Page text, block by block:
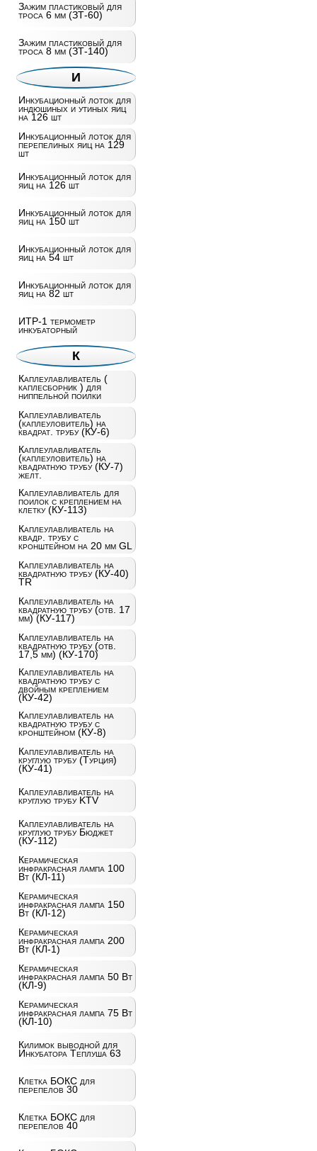
Зажим пластиковый для
троса 6 мм (ЗТ-60)
Зажим пластиковый для
троса 8 мм (ЗТ-140)
И
Инкубационный лоток для
индюшиных и утиных яиц
на 126 шт
Инкубационный лоток для
перепелиных яиц на 129
шт
Инкубационный лоток для
яиц на 126 шт
Инкубационный лоток для
яиц на 150 шт
Инкубационный лоток для
яиц на 54 шт
Инкубационный лоток для
яиц на 82 шт
ИТР-1 термометр
инкубаторный
К
Каплеулавливатель (
каплесборник ) для
ниппельной поилки
Каплеулавливатель
(каплеуловитель) на
квадрат. трубу (КУ-6)
Каплеулавливатель
(каплеуловитель) на
квадратную трубу (КУ-7)
желт.
Каплеулавливатель для
поилок с креплением на
клетку (КУ-113)
Каплеулавливатель на
квадр. трубу с
кронштейном на 20 мм GL
Каплеулавливатель на
квадратную трубу (КУ-40)
TR
Каплеулавливатель на
квадратную трубу (отв. 17
мм) (КУ-117)
Каплеулавливатель на
квадратную трубу (отв.
17,5 мм) (КУ-170)
Каплеулавливатель на
квадратную трубу с
двойным креплением
(КУ-42)
Каплеулавливатель на
квадратную трубу с
кронштейном (КУ-8)
Каплеулавливатель на
круглую трубу (Турция)
(КУ-41)
Каплеулавливатель на
круглую трубу KTV
Каплеулавливатель на
круглую трубу Бюджет
(КУ-112)
Керамическая
инфракрасная лампа 100
Вт (КЛ-11)
Керамическая
инфракрасная лампа 150
Вт (КЛ-12)
Керамическая
инфракрасная лампа 200
Вт (КЛ-1)
Керамическая
инфракрасная лампа 50 Вт
(КЛ-9)
Керамическая
инфракрасная лампа 75 Вт
(КЛ-10)
Килимок выводной для
Инкубатора Теплуша 63
Клетка БОКС для
перепелов 30
Клетка БОКС для
перепелов 40